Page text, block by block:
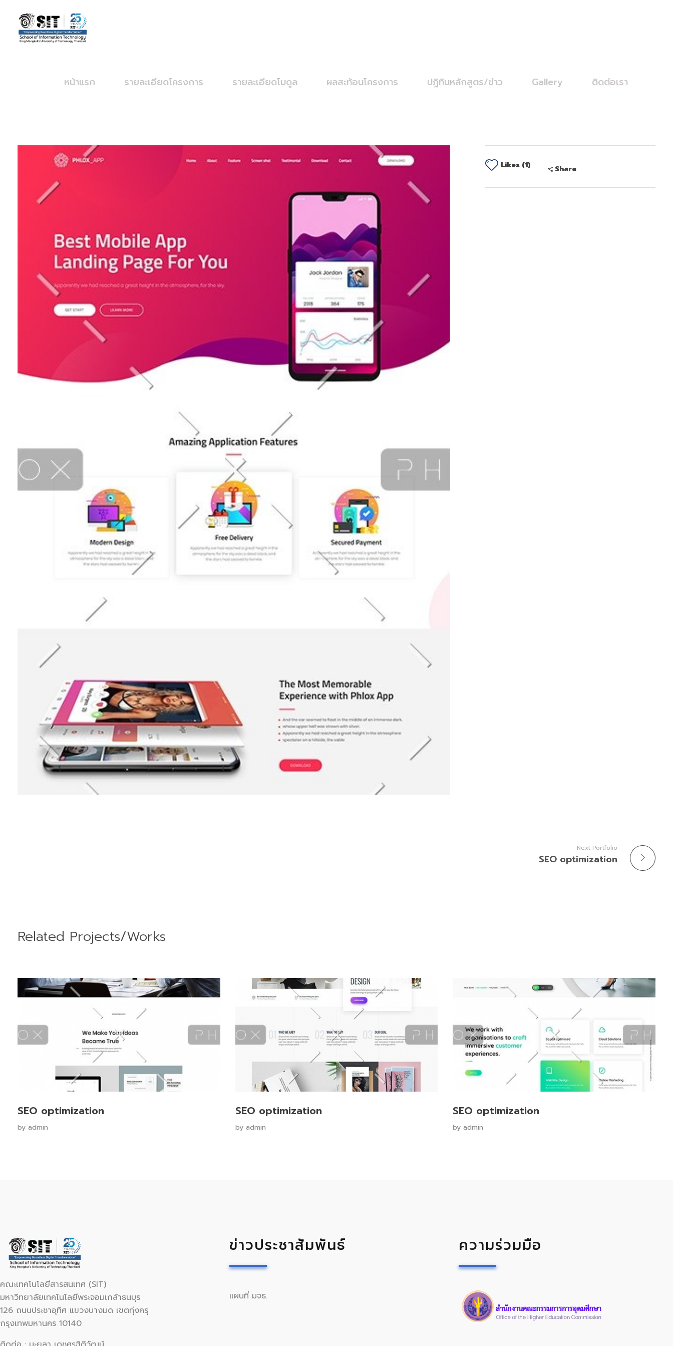
หน้าแรก รายละเอียดโครงการ รายละเอียดโมดูล ผลสะท้อนโครงการ ปฏิทินหลักสูตร/ข่าว Gallery ติดต่อเรา
Likes (1) Share
Next Portfolio
SEO optimization
Related Projects/Works
SEO optimization
by admin
SEO optimization
by admin
SEO optimization
by admin
คณะเทคโนโลยีสารสนเทศ (SIT)
มหาวิทยาลัยเทคโนโลยีพระจอมเกล้าธนบุร
126 ถนนประชาอุทิศ แขวงบางมด เขตทุ่งครุ
กรุงเทพมหานคร 10140
ข่าวประชาสัมพันธ์
แผนที่ มจธ.
ความร่วมมือ